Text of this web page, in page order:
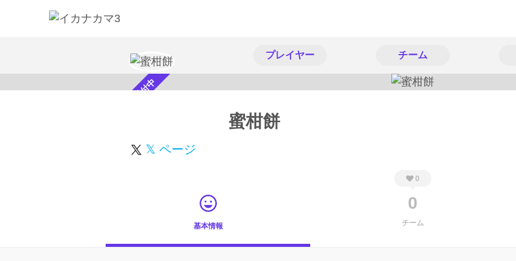
プレイヤー チーム
スカウト受付中 蜜柑餅
𝕏 ページ
基本情報
0
0
チーム